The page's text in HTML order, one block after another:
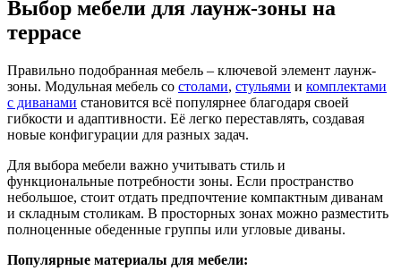
Выбор мебели для лаунж-зоны на
террасе
Правильно подобранная мебель – ключевой элемент лаунж-
зоны. Модульная мебель со столами, стульями и комплектами
с диванами становится всё популярнее благодаря своей
гибкости и адаптивности. Её легко переставлять, создавая
новые конфигурации для разных задач.
Для выбора мебели важно учитывать стиль и
функциональные потребности зоны. Если пространство
небольшое, стоит отдать предпочтение компактным диванам
и складным столикам. В просторных зонах можно разместить
полноценные обеденные группы или угловые диваны.
Популярные материалы для мебели: